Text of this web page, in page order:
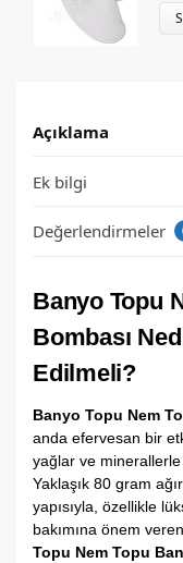
Açıklama
Ek bilgi
Değerlendirmeler
Banyo Topu
Bombası
Edilmeli?
Banyo Topu Nem
anda efervesan bir
yağlar ve
Yaklaşık 80 gram
yapısıyla, özellikle
bakımına önem
Topu Nem Topu